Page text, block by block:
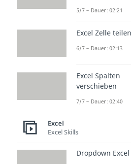
Tabelle
Schau dir gleich
an, wie du
Daten
Daten für die
Tabelle wurde
5/7 – Dauer: 02:21
Excel Zelle teilen
6/7 – Dauer: 02:13
Excel Spalten
verschieben
7/7 – Dauer: 02:40
Excel
Excel Skills
Dropdown Excel